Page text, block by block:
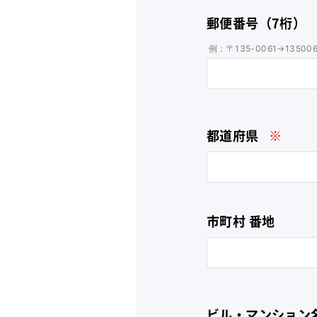
郵便番号（7桁）
例：〒135-
都道府県 ※
市町村 番地